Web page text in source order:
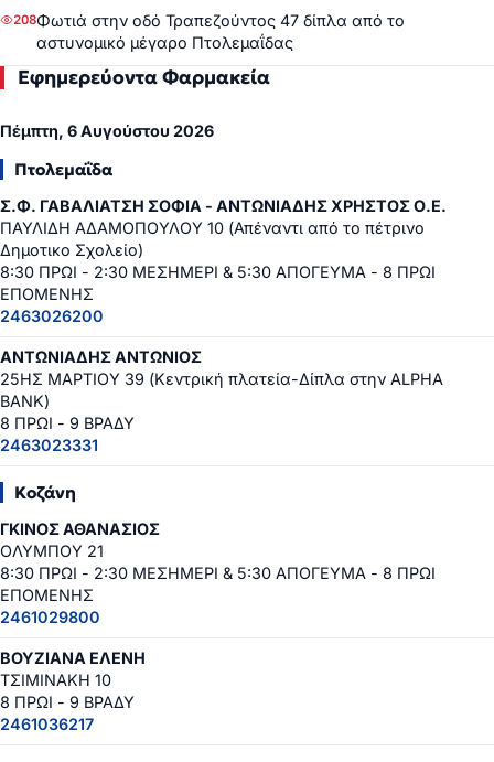
208Φωτιά στην οδό Τραπεζούντος 47 δίπλα από το
αστυνομικό μέγαρο Πτολεμαΐδας
Εφημερεύοντα Φαρμακεία
Πέμπτη, 6 Αυγούστου 2026
Πτολεμαΐδα
Σ.Φ. ΓΑΒΑΛΙΑΤΣΗ ΣΟΦΙΑ - ΑΝΤΩΝΙΑΔΗΣ ΧΡΗΣΤΟΣ Ο.Ε.
ΠΑΥΛΙΔΗ ΑΔΑΜΟΠΟΥΛΟΥ 10 (Απέναντι από το πέτρινο
Δημοτικο Σχολείο)
8:30 ΠΡΩΙ - 2:30 ΜΕΣΗΜΕΡΙ & 5:30 ΑΠΟΓΕΥΜΑ - 8 ΠΡΩΙ
ΕΠΟΜΕΝΗΣ
2463026200
ΑΝΤΩΝΙΑΔΗΣ ΑΝΤΩΝΙΟΣ
25ΗΣ ΜΑΡΤΙΟΥ 39 (Κεντρική πλατεία-Δίπλα στην ALPHA
BANK)
8 ΠΡΩΙ - 9 ΒΡΑΔΥ
2463023331
Κοζάνη
ΓΚΙΝΟΣ ΑΘΑΝΑΣΙΟΣ
ΟΛΥΜΠΟΥ 21
8:30 ΠΡΩΙ - 2:30 ΜΕΣΗΜΕΡΙ & 5:30 ΑΠΟΓΕΥΜΑ - 8 ΠΡΩΙ
ΕΠΟΜΕΝΗΣ
2461029800
ΒΟΥΖΙΑΝΑ ΕΛΕΝΗ
ΤΣΙΜΙΝΑΚΗ 10
8 ΠΡΩΙ - 9 ΒΡΑΔΥ
2461036217